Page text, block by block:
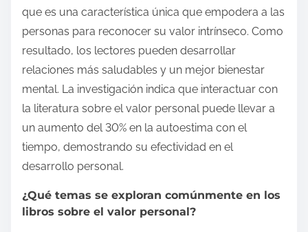
que es una característica única que empodera a las
personas para reconocer su valor intrínseco. Como
resultado, los lectores pueden desarrollar
relaciones más saludables y un mejor bienestar
mental. La investigación indica que interactuar con
la literatura sobre el valor personal puede llevar a
un aumento del 30% en la autoestima con el
tiempo, demostrando su efectividad en el
desarrollo personal.
¿Qué temas se exploran comúnmente en los
libros sobre el valor personal?